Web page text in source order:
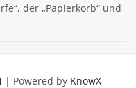
der „Papierkorb“ und
| Powered by KnowX